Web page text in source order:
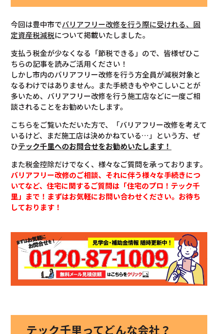
今回は豊中市でバリアフリー改修を行う際に受けれる、固
定資産税減税について掲載いたしました。
支払う税金が少なくなる「節税できる」ので、皆様ぜひこ
ちらの記事を読みご活用ください！
しかし市内のバリアフリー改修を行う方全員が減税対象と
なるわけではありません。また手続きもややこしいことが
多いため、バリアフリー改修を行う施工店などに一度ご相
談されることをお勧めいたします。
こちらをご覧いただいた方で、「バリアフリー改修を考えて
いるけど、まだ施工店は決めかねている…」という方、ぜ
ひテック千里へのお問合せをお勧めいたします！
また税金控除だけでなく、様々なご質問を承っております。
バリアフリー改修のご相談、それに伴う様々な手続きにつ
いてなど、住宅に関するご質問は「住宅のプロ！テック千
里」まで！まずはお気軽にお問い合わせください。お待ち
しております！
テック千里ってどんな会社？